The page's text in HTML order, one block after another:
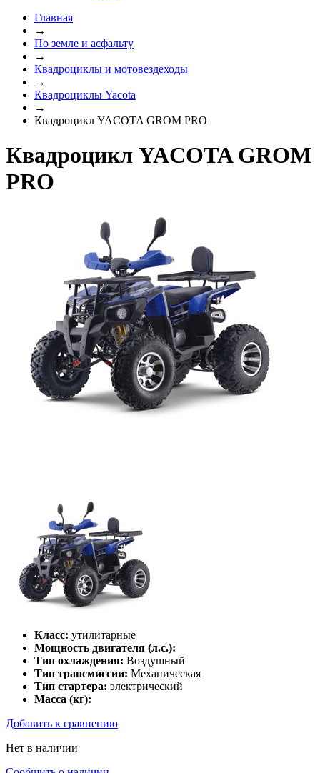
Главная
→
По земле и асфальту
→
Квадроциклы и мотовездеходы
→
Квадроциклы Yacota
→
Квадроцикл YACOTA GROM PRO
Квадроцикл YACOTA GROM
PRO
Класс: утилитарные
Мощность двигателя (л.с.):
Тип охлаждения: Воздушный
Тип трансмиссии: Механическая
Тип стартера: электрический
Масса (кг):
Добавить к сравнению
Нет в наличии